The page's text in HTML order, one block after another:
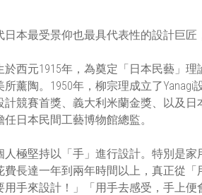
日本最受景仰也最具代表性的設計巨匠
於西元1915年，為奠定「日本民藝」
所薰陶。1950年，柳宗理成立了
計競賽首獎、義大利米蘭金獎、以及日
任日本民間工藝博物館總監。
人極堅持以「手」進行設計。特別是
費長達一年到兩年時間以上，真正從
用手來設計！」「用手去感受，手上便